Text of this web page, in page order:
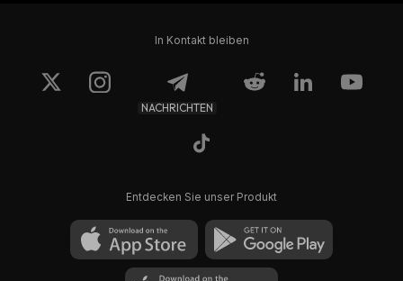
In Kontakt bleiben
NACHRICHTEN
Entdecken Sie unser Produkt